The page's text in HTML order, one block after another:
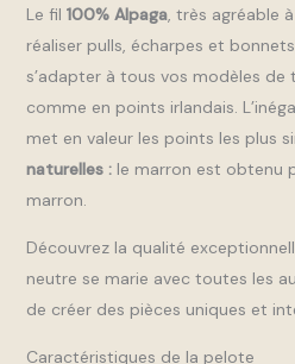
Le fil 100% Alpaga, très agréable
réaliser pulls, écharpes et
s’adapter à tous vos modèles
comme en points irlandais.
met en valeur les points les plus
naturelles : le marron est obtenu
marron.
Découvrez la qualité
neutre se marie avec toutes les
de créer des pièces uniques et
Caractéristiques de la pelote